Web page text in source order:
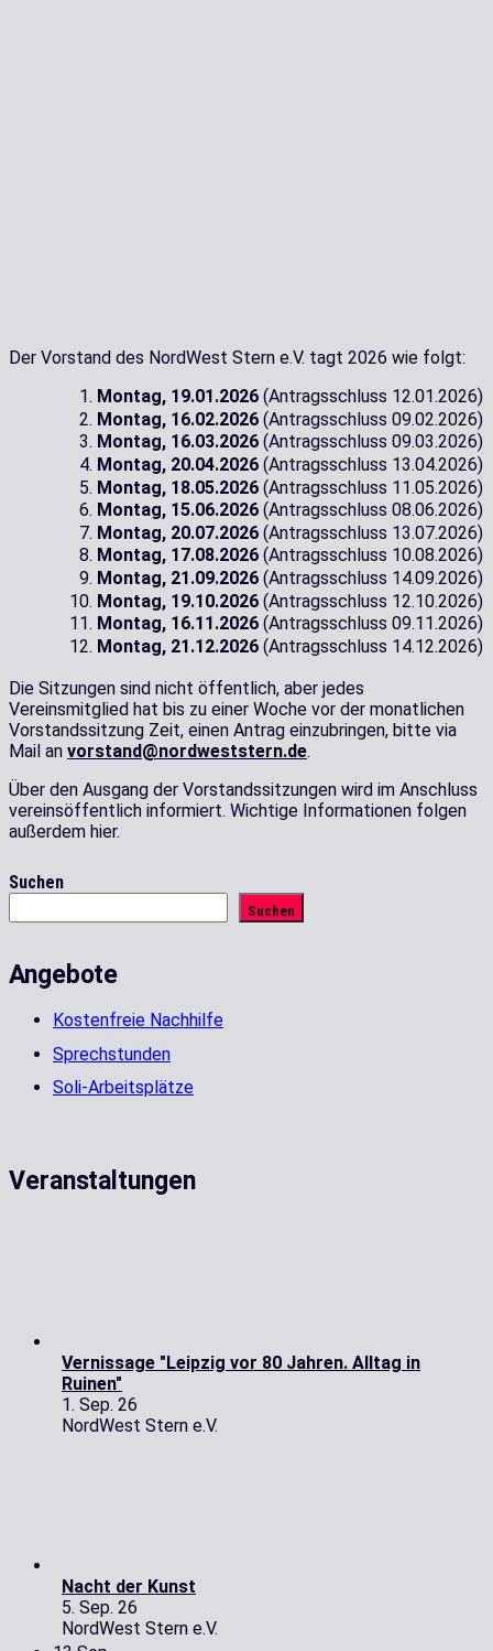
Der Vorstand des NordWest Stern e.V. tagt 2026 wie folgt:
Montag, 19.01.2026 (Antragsschluss 12.01.2026)
Montag, 16.02.2026 (Antragsschluss 09.02.2026)
Montag, 16.03.2026 (Antragsschluss 09.03.2026)
Montag, 20.04.2026 (Antragsschluss 13.04.2026)
Montag, 18.05.2026 (Antragsschluss 11.05.2026)
Montag, 15.06.2026 (Antragsschluss 08.06.2026)
Montag, 20.07.2026 (Antragsschluss 13.07.2026)
Montag, 17.08.2026 (Antragsschluss 10.08.2026)
Montag, 21.09.2026 (Antragsschluss 14.09.2026)
Montag, 19.10.2026 (Antragsschluss 12.10.2026)
Montag, 16.11.2026 (Antragsschluss 09.11.2026)
Montag, 21.12.2026 (Antragsschluss 14.12.2026)
Die Sitzungen sind nicht öffentlich, aber jedes
Vereinsmitglied hat bis zu einer Woche vor der monatlichen
Vorstandssitzung Zeit, einen Antrag einzubringen, bitte via
Mail an vorstand@nordweststern.de.
Über den Ausgang der Vorstandssitzungen wird im Anschluss
vereinsöffentlich informiert. Wichtige Informationen folgen
außerdem hier.
Suchen
Suchen
Angebote
Kostenfreie Nachhilfe
Sprechstunden
Soli-Arbeitsplätze
Veranstaltungen
Vernissage "Leipzig vor 80 Jahren. Alltag in
Ruinen"
1. Sep. 26
NordWest Stern e.V.
Nacht der Kunst
5. Sep. 26
NordWest Stern e.V.